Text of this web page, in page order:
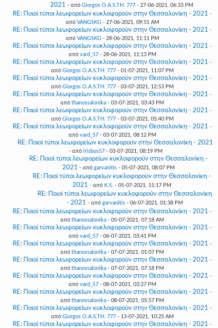
2021 - από Giorgos O.A.S.TH. 777 - 27-06-2021, 06:33 PM
RE: Ποιοί τύποι λεωφορείων κυκλοφορούν στην Θεσσαλονίκη - 2021 -
από VANGSKG- 27-06-2021, 09:51 AM
RE: Ποιοί τύποι λεωφορείων κυκλοφορούν στην Θεσσαλονίκη - 2021 -
από VANGSKG- 28-06-2021, 11:11 PM
RE: Ποιοί τύποι λεωφορείων κυκλοφορούν στην Θεσσαλονίκη - 2021 -
από vard_57- 28-06-2021, 11:13 PM
RE: Ποιοί τύποι λεωφορείων κυκλοφορούν στην Θεσσαλονίκη - 2021 -
από Giorgos O.A.S.TH. 777- 01-07-2021, 11:07 PM
RE: Ποιοί τύποι λεωφορείων κυκλοφορούν στην Θεσσαλονίκη - 2021 -
από Giorgos O.A.S.TH. 777- 03-07-2021, 12:53 PM
RE: Ποιοί τύποι λεωφορείων κυκλοφορούν στην Θεσσαλονίκη - 2021 -
από thanossalonika - 03-07-2021, 03:43 PM
RE: Ποιοί τύποι λεωφορείων κυκλοφορούν στην Θεσσαλονίκη - 2021 -
από Giorgos O.A.S.TH. 777- 03-07-2021, 05:40 PM
RE: Ποιοί τύποι λεωφορείων κυκλοφορούν στην Θεσσαλονίκη - 2021 -
από vard_57- 03-07-2021, 08:12 PM
RE: Ποιοί τύποι λεωφορείων κυκλοφορούν στην Θεσσαλονίκη - 2021
- από irisbus57- 03-07-2021, 08:19 PM
RE: Ποιοί τύποι λεωφορείων κυκλοφορούν στην Θεσσαλονίκη -
2021 - από garvanitis - 05-07-2021, 08:07 PM
RE: Ποιοί τύποι λεωφορείων κυκλοφορούν στην Θεσσαλονίκη -
2021 - από K.S. - 05-07-2021, 11:17 PM
RE: Ποιοί τύποι λεωφορείων κυκλοφορούν στην Θεσσαλονίκη
- 2021 - από garvanitis - 06-07-2021, 01:38 PM
RE: Ποιοί τύποι λεωφορείων κυκλοφορούν στην Θεσσαλονίκη - 2021 -
από thanossalonika - 05-07-2021, 07:18 AM
RE: Ποιοί τύποι λεωφορείων κυκλοφορούν στην Θεσσαλονίκη - 2021 -
από vard_57- 06-07-2021, 03:41 PM
RE: Ποιοί τύποι λεωφορείων κυκλοφορούν στην Θεσσαλονίκη - 2021 -
από thanossalonika - 07-07-2021, 01:07 PM
RE: Ποιοί τύποι λεωφορείων κυκλοφορούν στην Θεσσαλονίκη - 2021 -
από thanossalonika - 07-07-2021, 07:18 PM
RE: Ποιοί τύποι λεωφορείων κυκλοφορούν στην Θεσσαλονίκη - 2021 -
από vard_57- 08-07-2021, 03:27 PM
RE: Ποιοί τύποι λεωφορείων κυκλοφορούν στην Θεσσαλονίκη - 2021 -
από thanossalonika - 08-07-2021, 05:57 PM
RE: Ποιοί τύποι λεωφορείων κυκλοφορούν στην Θεσσαλονίκη - 2021 -
από Giorgos O.A.S.TH. 777- 13-07-2021, 10:25 AM
RE: Ποιοί τύποι λεωφορείων κυκλοφορούν στην Θεσσαλονίκη - 2021 -